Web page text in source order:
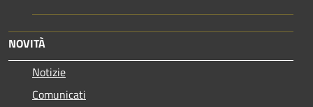
NOVITÀ
Notizie
Comunicati